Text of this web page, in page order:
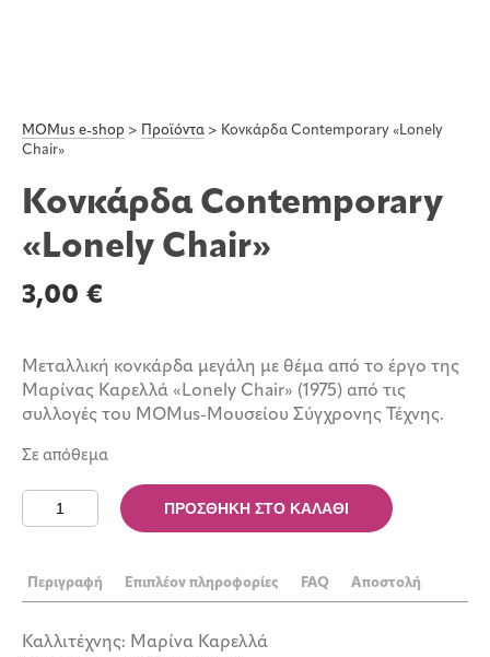
MOMus e-shop > Προϊόντα > Κονκάρδα Contemporary «Lonely
Chair»
Κονκάρδα Contemporary
«Lonely Chair»
3,00 €
Μεταλλική κονκάρδα μεγάλη με θέμα από το έργο της
Μαρίνας Καρελλά «Lonely Chair» (1975) από τις
συλλογές του MOMus-Μουσείου Σύγχρονης Τέχνης.
Σε απόθεμα
Κονκάρδα
Contemporary
ποσότητα
ΠΡΟΣΘΉΚΗ ΣΤΟ ΚΑΛΆΘΙ
Περιγραφή Επιπλέον πληροφορίες FAQ Αποστολή
Καλλιτέχνης: Μαρίνα Καρελλά